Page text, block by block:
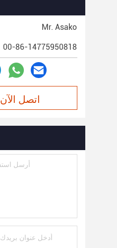
Mr. Asako
00-86-14775950818
اتصل الآن